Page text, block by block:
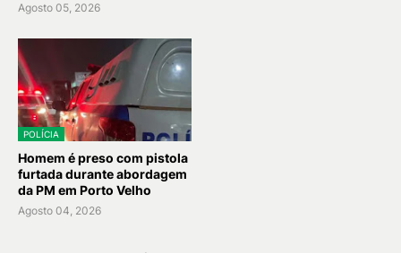
Agosto 05, 2026
POLÍCIA
Homem é preso com pistola
furtada durante abordagem
da PM em Porto Velho
Agosto 04, 2026